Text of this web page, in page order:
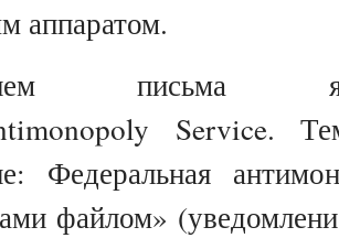
аппаратом.
письма
Service.
Федеральная
файлом»